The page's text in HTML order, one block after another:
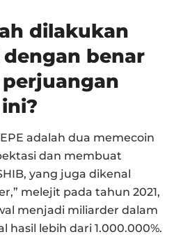
dilakukan
dengan benar
adalah dua memecoin
dan membuat
yang juga dikenal
melejit pada tahun 2021,
menjadi miliarder dalam
hasil lebih dari 1.000.000%.